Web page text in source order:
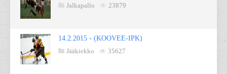
Jalkapallo
23879
14.2.2015 - (KOOVEE-IPK)
Jääkiekko
35627